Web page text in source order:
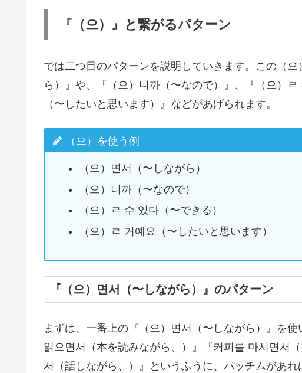
『（으）』と繋がるパターン
では二つ目のパターンを説明していきます。この（
ら）』や、『（으）니까（〜なので）』、『（으）
（〜したいと思います）』などがあげられます。
（으）を使う例
（으）면서（〜しながら）
（으）니까（〜なので）
（으）ㄹ 수 있다（〜できる）
（으）ㄹ 거예요（〜したいと思います）
『（으）면서（〜しながら）』のパターン
まずは、一番上の『（으）면서（〜しながら）』を
읽으면서（本を読みながら、）』『커피를 마시면서
서（話しながら、）』というふうに、パッチムがあ